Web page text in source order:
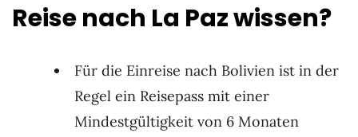
Reise nach La Paz wissen?
Für die Einreise nach Bolivien ist in der
Regel ein Reisepass mit einer
Mindestgültigkeit von 6 Monaten